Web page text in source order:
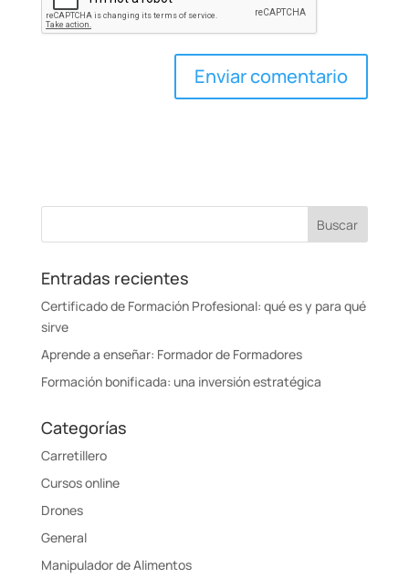
Entradas recientes
Certificado de Formación Profesional: qué es y para qué
sirve
Aprende a enseñar: Formador de Formadores
Formación bonificada: una inversión estratégica
Categorías
Carretillero
Cursos online
Drones
General
Manipulador de Alimentos